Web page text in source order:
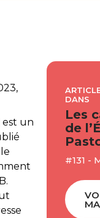
est un
DANS
Les
de
#131 -